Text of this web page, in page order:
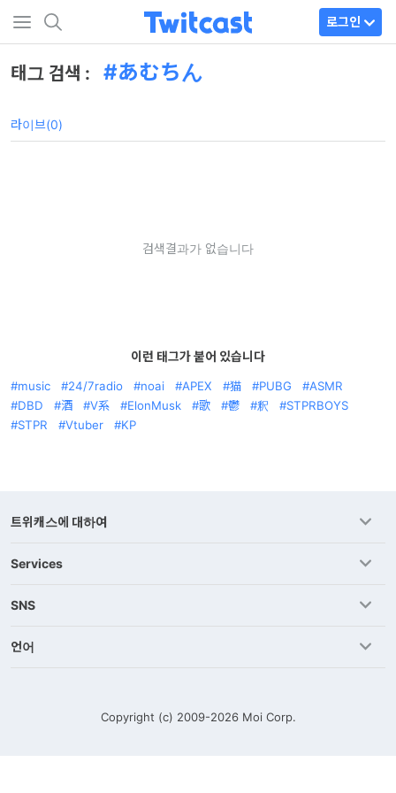
로그인
태그 검색 : あむちん
라이브(0)
검색결과가 없습니다
이런 태그가 붙어 있습니다
music 24/7radio noai APEX 猫 PUBG
ASMR
DBD
酒 V系 ElonMusk 歌 鬱 釈
STPRBOYS
STPR
Vtuber KP
트위캐스에 대하여
Services
SNS
언어
Copyright (c) 2009-2026 Moi Corp.